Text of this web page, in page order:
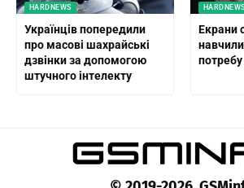
HARDNEWS
Українців попередили
про масові шахрайські
дзвінки за допомогою
штучного інтелекту
HARDNEWS
Екрани
потребу